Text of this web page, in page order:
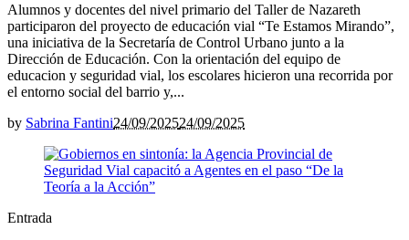
Alumnos y docentes del nivel primario del Taller de Nazareth
participaron del proyecto de educación vial “Te Estamos Mirando”,
una iniciativa de la Secretaría de Control Urbano junto a la
Dirección de Educación. Con la orientación del equipo de
educacion y seguridad vial, los escolares hicieron una recorrida por
el entorno social del barrio y,...
by Sabrina Fantini24/09/202524/09/2025
Entrada